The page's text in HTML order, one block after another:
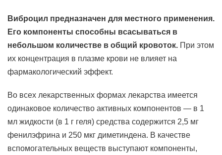
Виброцил предназначен для местного применения.
Его компоненты способны всасываться в
небольшом количестве в общий кровоток. При этом
их концентрация в плазме крови не влияет на
фармакологический эффект.
Во всех лекарственных формах лекарства имеется
одинаковое количество активных компонентов — в 1
мл жидкости (в 1 г геля) средства содержится 2,5 мг
фенилэфрина и 250 мкг диметиндена. В качестве
вспомогательных веществ выступают компоненты,